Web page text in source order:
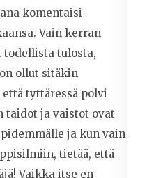
komentaisi
Vain kerran
todellista tulosta,
ollut sitäkin
että tyttäressä polvi
taidot ja vaistot ovat
ja kun vain
tietää, että
Vaikka itse en